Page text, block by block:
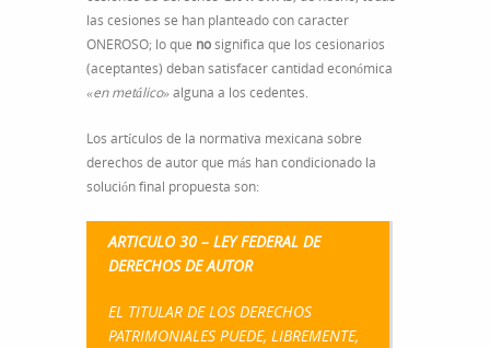
las cesiones se han planteado con caracter
ONEROSO; lo que nosignifica que los cesionarios
(aceptantes) deban satisfacer cantidad económica
«en metálico»alguna a los cedentes.
Los artículos de la normativa mexicana sobre
derechos de autor que más han condicionado la
solución final propuesta son:
ARTICULO 30 – LEY FEDERAL DE
DERECHOS DE AUTOR
EL TITULAR DE LOS DERECHOS
PATRIMONIALES PUEDE, LIBREMENTE,